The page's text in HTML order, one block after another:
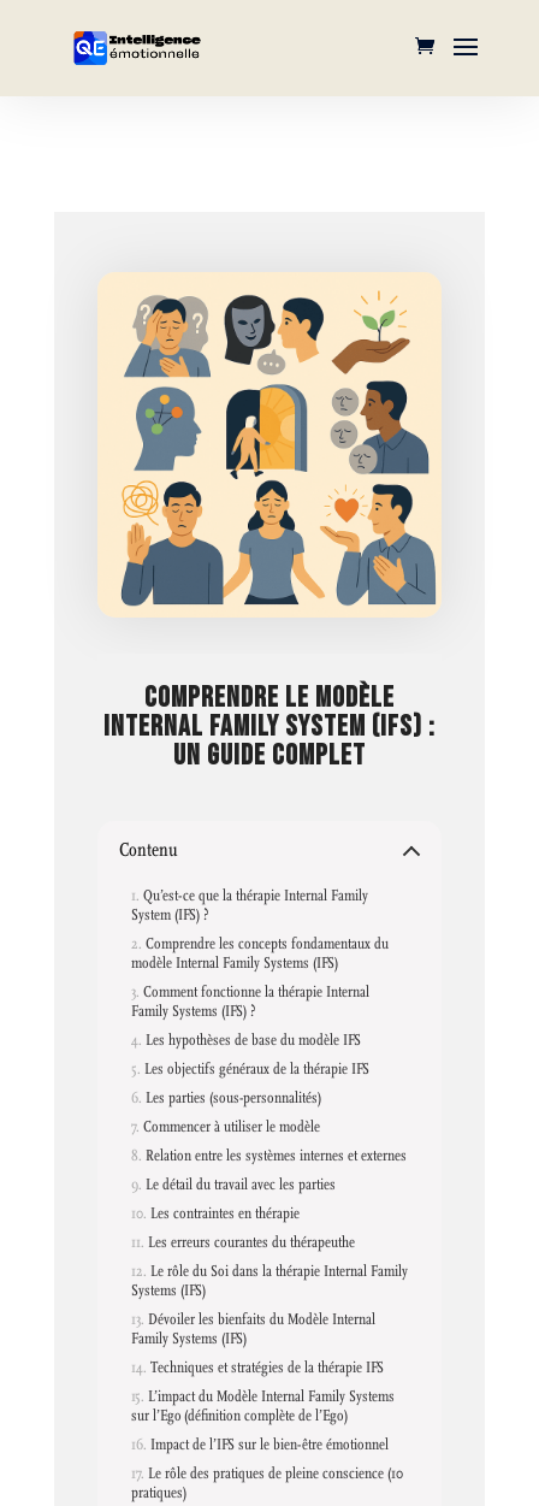
COMPRENDRE LE MODÈLE
INTERNAL FAMILY SYSTEM (IFS) :
UN GUIDE COMPLET
Contenu
Qu’est-ce que la thérapie Internal Family
System (IFS) ?
Comprendre les concepts fondamentaux du
modèle Internal Family Systems (IFS)
Comment fonctionne la thérapie Internal
Family Systems (IFS) ?
Les hypothèses de base du modèle IFS
Les objectifs généraux de la thérapie IFS
Les parties (sous-personnalités)
Commencer à utiliser le modèle
Relation entre les systèmes internes et externes
Le détail du travail avec les parties
Les contraintes en thérapie
Les erreurs courantes du thérapeuthe
Le rôle du Soi dans la thérapie Internal Family
Systems (IFS)
Dévoiler les bienfaits du Modèle Internal
Family Systems (IFS)
Techniques et stratégies de la thérapie IFS
L’impact du Modèle Internal Family Systems
sur l’Ego (définition complète de l’Ego)
Impact de l’IFS sur le bien-être émotionnel
Le rôle des pratiques de pleine conscience (10
pratiques)